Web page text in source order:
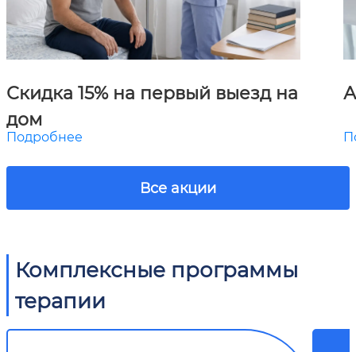
Скидка 15% на первый выезд на
дом
Подробнее
Все акции
Комплексные программы
терапии